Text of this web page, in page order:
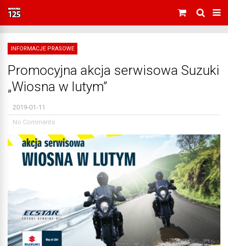
INFORMACJE PRASOWE
Promocyjna akcja serwisowa Suzuki
„Wiosna w lutym”
2019-01-11
No Comments